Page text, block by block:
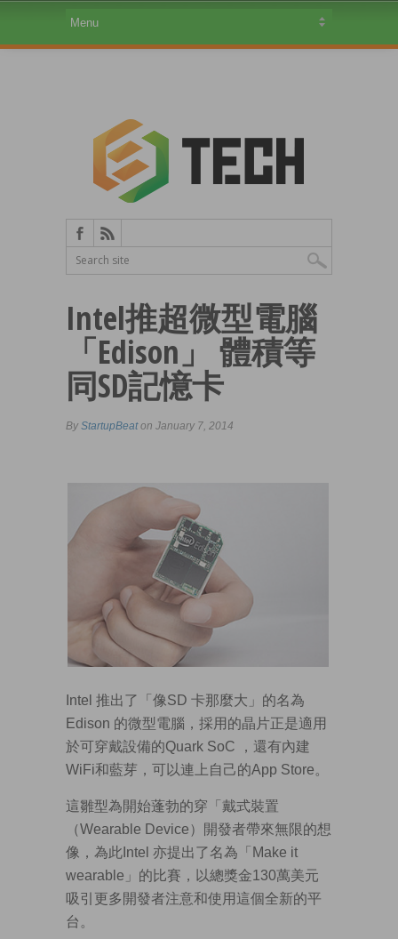
Intel推超微型電腦
「Edison」 體積等
同SD記憶卡
By StartupBeaton January 7, 2014
Intel 推出了「像SD 卡那麼大」的名為
Edison 的微型電腦，採用的晶片正是適用
於可穿戴設備的Quark SoC ， 還有內建
WiFi和藍芽，可以連上自己的App Store。
這雛型為開始蓬勃的穿「戴式裝置
（Wearable Device）開發者帶來無限的想
像，為此Intel 亦提出了名為「Make it
wearable」的比賽，以總獎金130萬美元
吸引更多開發者注意和使用這個全新的平
台。